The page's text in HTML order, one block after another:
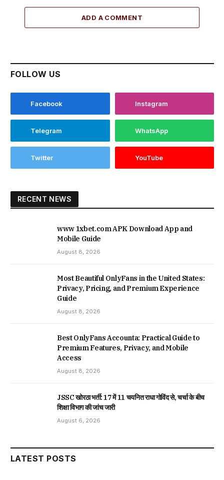
ADD A COMMENT
FOLLOW US
Facebook Instagram
Telegram WhatsApp
Twitter YouTube
RECENT NEWS
www 1xbet.com APK Download App and
Mobile Guide
August 8, 2026
Most Beautiful OnlyFans in the United States:
Privacy, Pricing, and Premium Experience
Guide
August 8, 2026
Best OnlyFans Accounta: Practical Guide to
Premium Features, Privacy, and Mobile
Access
August 8, 2026
JSSC खोरठा भर्ती: 17 में 11 चयनित राधा गोविंद से, चर्चा के बीच
शिक्षा विभाग की जांच जारी
August 6, 2026
LATEST POSTS